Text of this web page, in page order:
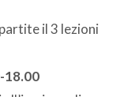
il 3 lezioni
18.00